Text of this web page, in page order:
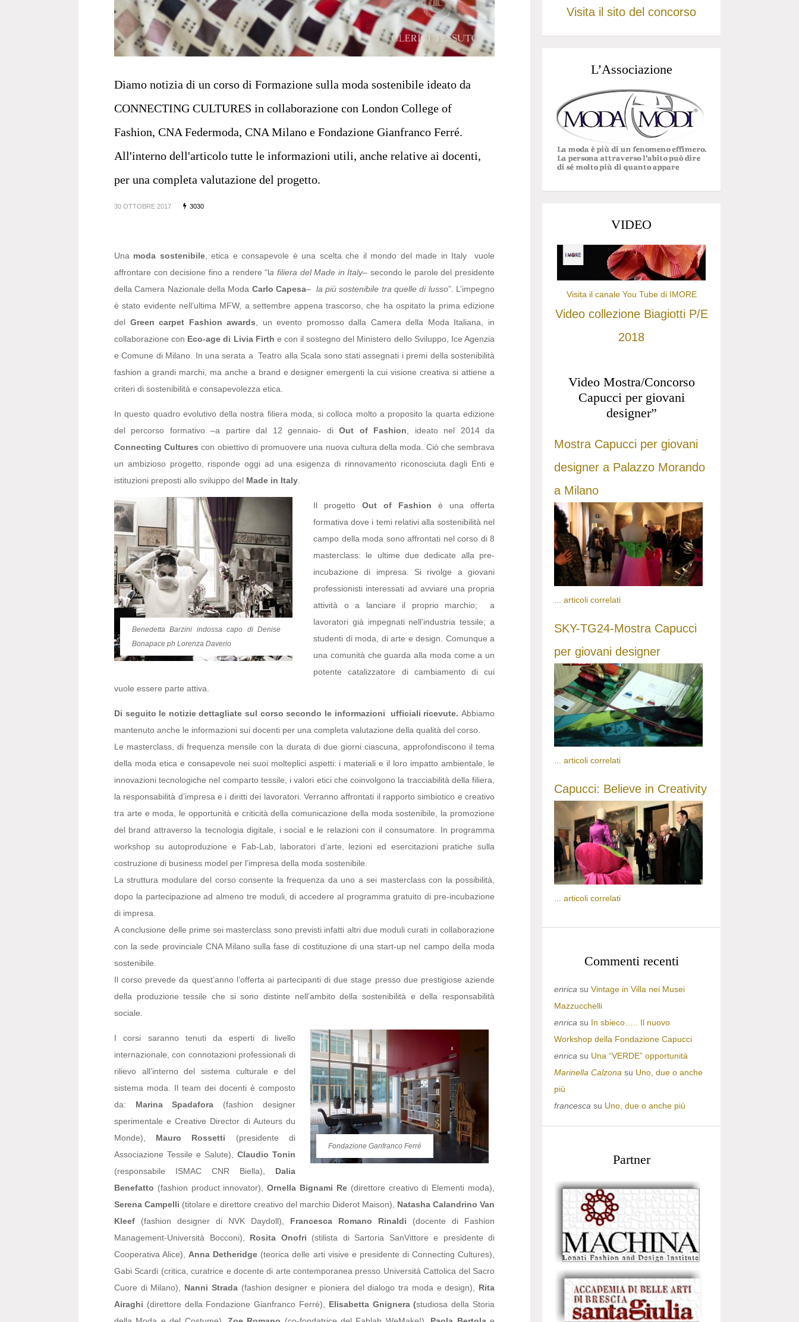
Diamo notizia di un corso di Formazione sulla moda sostenibile ideato da
CONNECTING CULTURES in collaborazione con London College of
Fashion, CNA Federmoda, CNA Milano e Fondazione Gianfranco Ferré.
All'interno dell'articolo tutte le informazioni utili, anche relative ai docenti,
per una completa valutazione del progetto.
30 OTTOBRE 2017 3030
Una moda sostenibile, etica e consapevole è una scelta che il mondo del made in Italy vuole
affrontare con decisione fino a rendere “la filiera del Made in Italy– secondo le parole del presidente
della Camera Nazionale della Moda Carlo Capesa– la più sostenibile tra quelle di lusso”. L’impegno
è stato evidente nell’ultima MFW, a settembre appena trascorso, che ha ospitato la prima edizione
del Green carpet Fashion awards , un evento promosso dalla Camera della Moda Italiana, in
collaborazione con Eco-age di Livia Firth e con il sostegno del Ministero dello Sviluppo, Ice Agenzia
e Comune di Milano. In una serata a Teatro alla Scala sono stati assegnati i premi della sostenibilità
fashion a grandi marchi, ma anche a brand e designer emergenti la cui visione creativa si attiene a
criteri di sostenibilità e consapevolezza etica.
In questo quadro evolutivo della nostra filiera moda, si colloca molto a proposito la quarta edizione
del percorso formativo –a partire dal 12 gennaio- diOut of Fashion , ideato nel 2014 da
Connecting Cultures con obiettivo di promuovere una nuova cultura della moda. Ciò che sembrava
un ambizioso progetto, risponde oggi ad una esigenza di rinnovamento riconosciuta dagli Enti e
istituzioni preposti allo sviluppo del Made in Italy
Benedetta Barzini indossa capo di Denise
Bonapace ph Lorenza Daverio
Il progettoOut of Fashion è una offerta
formativa dove i temi relativi alla sostenibilità nel
campo della moda sono affrontati nel corso di 8
masterclass: le ultime due dedicate alla pre-
incubazione di impresa. Si rivolge a giovani
professionisti interessati ad avviare una propria
attività o a lanciare il proprio marchio; a
lavoratori già impegnati nell’industria tessile; a
studenti di moda, di arte e design. Comunque a
una comunità che guarda alla moda come a un
potente catalizzatore di cambiamento di cui
vuole essere parte attiva.
Di seguito le notizie dettagliate sul corso secondo le informazioni ufficiali ricevute. Abbiamo
mantenuto anche le informazioni sui docenti per una completa valutazione della qualità del corso.
Le masterclass, di frequenza mensile con la durata di due giorni ciascuna, approfondiscono il tema
della moda etica e consapevole nei suoi molteplici aspetti: i materiali e il loro impatto ambientale, le
innovazioni tecnologiche nel comparto tessile, i valori etici che coinvolgono la tracciabilità della filiera,
la responsabilità d’impresa e i diritti dei lavoratori. Verranno affrontati il rapporto simbiotico e creativo
tra arte e moda, le opportunità e criticità della comunicazione della moda sostenibile, la promozione
del brand attraverso la tecnologia digitale, i social e le relazioni con il consumatore. In programma
workshop su autoproduzione e Fab-Lab, laboratori d’arte, lezioni ed esercitazioni pratiche sulla
costruzione di business model per l’impresa della moda sostenibile.
La struttura modulare del corso consente la frequenza da uno a sei masterclass con la possibilità,
dopo la partecipazione ad almeno tre moduli, di accedere al programma gratuito di pre-incubazione
di impresa.
A conclusione delle prime sei masterclass sono previsti infatti altri due moduli curati in collaborazione
con la sede provinciale CNA Milano sulla fase di costituzione di una start-up nel campo della moda
sostenibile.
Il corso prevede da quest’anno l’offerta ai partecipanti di due stage presso due prestigiose aziende
della produzione tessile che si sono distinte nell’ambito della sostenibilità e della responsabilità
sociale.
Fondazione Ganfranco Ferré
I corsi saranno tenuti da esperti di livello
internazionale, con connotazioni professionali di
rilievo all’interno del sistema culturale e del
sistema moda. Il team dei docenti è composto
da: Marina Spadafora (fashion designer
sperimentale e Creative Director di Auteurs du
Monde), Mauro Rossetti (presidente di
Associazione Tessile e Salute), Claudio Tonin
(responsabile ISMAC CNR Biella), Dalia
Benefatto (fashion product innovator),Ornella Bignami Re(direttore creativo di Elementi moda),
Serena Campelli (titolare e direttore creativo del marchio Diderot Maison), Natasha Calandrino Van
Kleef (fashion designer di NVK Daydoll), Francesca Romano Rinaldi (docente di Fashion
Management-Università Bocconi), Rosita Onofri (stilista di Sartoria SanVittore e presidente di
Cooperativa Alice), Anna Detheridge (teorica delle arti visive e presidente di Connecting Cultures),
Gabi Scardi (critica, curatrice e docente di arte contemporanea presso Università Cattolica del Sacro
Cuore di Milano), Nanni Strada(fashion designer e pioniera del dialogo tra moda e design), Rita
Airaghi (direttore della Fondazione Gianfranco Ferré), Elisabetta Gnignera (studiosa della Storia
Visita il sito del concorso
L’Associazione
VIDEO
Visita il canale You Tube di IMORE
Video collezione Biagiotti P/E
2018
Video Mostra/Concorso
Capucci per giovani
designer”
Mostra Capucci per giovani
designer a Palazzo Morando
a Milano
articoli correlati
SKY-TG24-Mostra Capucci
per giovani designer
... articoli correlati
Capucci: Believe in Creativity
articoli correlati
Commenti recenti
enrica su Vintage in Villa nei Musei
Mazzucchelli
enrica su In sbieco….. Il nuovo
Workshop della Fondazione Capucci
enrica su Una “VERDE” opportunità
Marinella Calzona su Uno, due o anche
più
francesca su Uno, due o anche più
Partner